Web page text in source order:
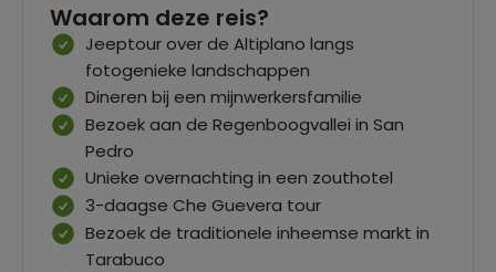
Waarom deze reis?
Jeeptour over de Altiplano langs
fotogenieke landschappen
Dineren bij een mijnwerkersfamilie
Bezoek aan de Regenboogvallei in San
Pedro
Unieke overnachting in een zouthotel
3-daagse Che Guevera tour
Bezoek de traditionele inheemse markt in
Tarabuco